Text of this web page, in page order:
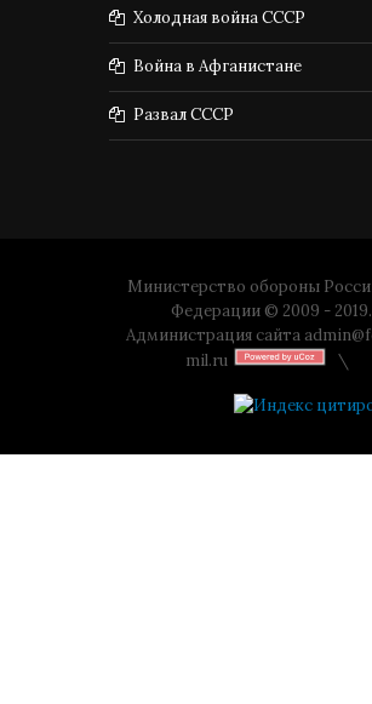
Холодная война СССР
Война в Афганистане
Развал СССР
Министерство обороны
Федерации © 2009 - 2019.
Администрация сайта
mil.ru